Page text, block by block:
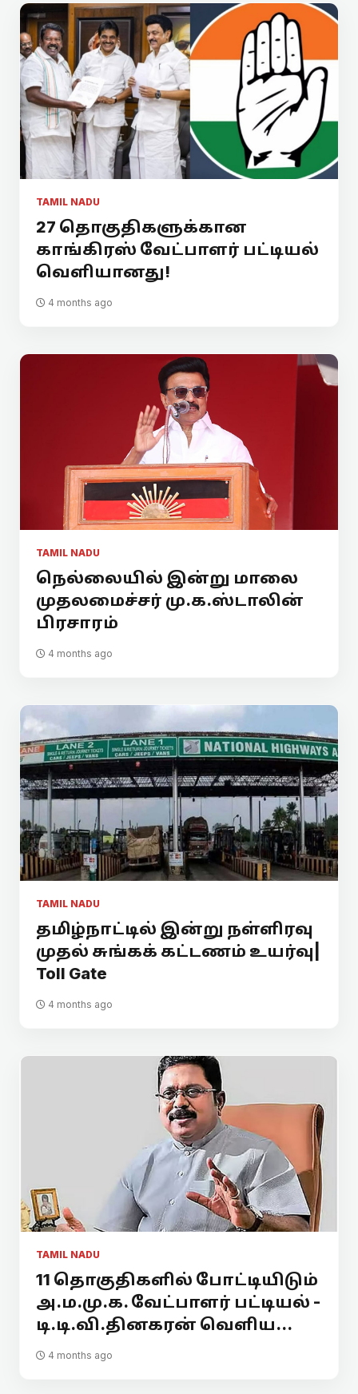
TAMIL NADU
27 தொகுதிகளுக்கான
காங்கிரஸ் வேட்பாளர் பட்டியல்
வெளியானது!
4 months ago
TAMIL NADU
நெல்லையில் இன்று மாலை
முதலமைச்சர் மு.க.ஸ்டாலின்
பிரசாரம்
4 months ago
TAMIL NADU
தமிழ்நாட்டில் இன்று நள்ளிரவு
முதல் சுங்கக் கட்டணம் உயர்வு|
Toll Gate
4 months ago
TAMIL NADU
11 தொகுதிகளில் போட்டியிடும்
அ.ம.மு.க. வேட்பாளர் பட்டியல் -
டி.டி.வி.தினகரன் வெளிய...
4 months ago